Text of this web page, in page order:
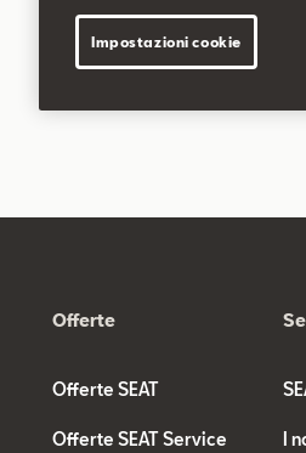
La pagina richiesta non è
Offerte
Offerte SEAT
Offerte SEAT Service I
Impostazioni cookie